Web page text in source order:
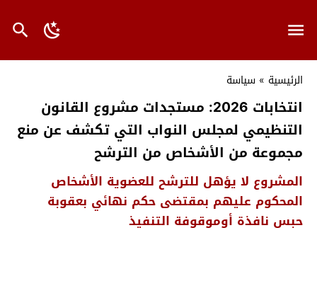
الرئيسية » سياسة
انتخابات 2026: مستجدات مشروع القانون
التنظيمي لمجلس النواب التي تكشف عن منع
مجموعة من الأشخاص من الترشح
المشروع لا يؤهل للترشح للعضوية الأشخاص
المحكوم عليهم بمقتضى حكم نهائي بعقوبة
حبس نافذة أوموقوفة التنفيذ